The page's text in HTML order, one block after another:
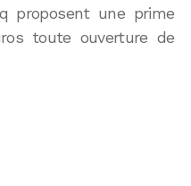
proposent une prime
toute ouverture de